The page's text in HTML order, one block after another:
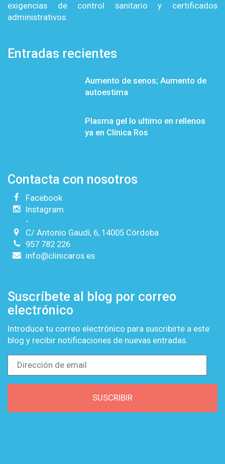
exigencias de control sanitario y certificados
administrativos.
Entradas recientes
Aumento de senos; Aumento de
autoestima
Plasma gel lo ultimo en rellenos
ya en Clínica Ros
Contacta con nosotros
Facebook
Instagram
-
C/ Antonio Gaudí, 6, 14005 Córdoba
957 782 226
info@clinicaros.es
Suscríbete al blog por correo
electrónico
Introduce tu correo electrónico para suscribirte a este
blog y recibir notificaciones de nuevas entradas.
Dirección
email
SUSCRIBIR